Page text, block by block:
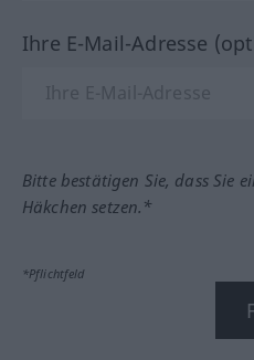
Ihre E-Mail-Adresse
Bitte bestätigen Sie, dass Sie
Häkchen setzen.*
*Pflichtfeld